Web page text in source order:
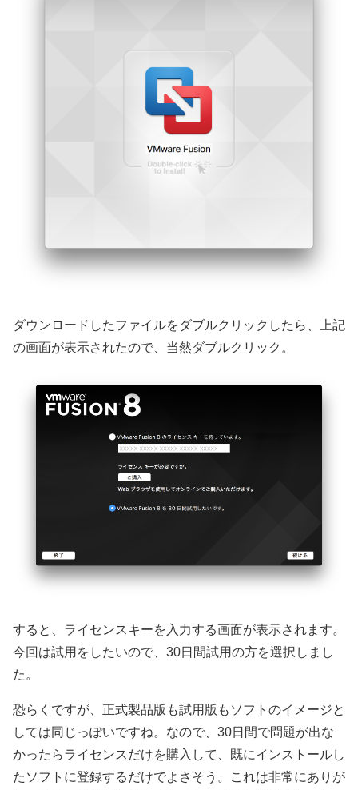
ダウンロードしたファイルをダブルクリックしたら、上記
の画面が表示されたので、当然ダブルクリック。
すると、ライセンスキーを入力する画面が表示されます。
今回は試用をしたいので、30日間試用の方を選択しまし
た。
恐らくですが、正式製品版も試用版もソフトのイメージと
しては同じっぽいですね。なので、30日間で問題が出な
かったらライセンスだけを購入して、既にインストールし
たソフトに登録するだけでよさそう。これは非常にありが